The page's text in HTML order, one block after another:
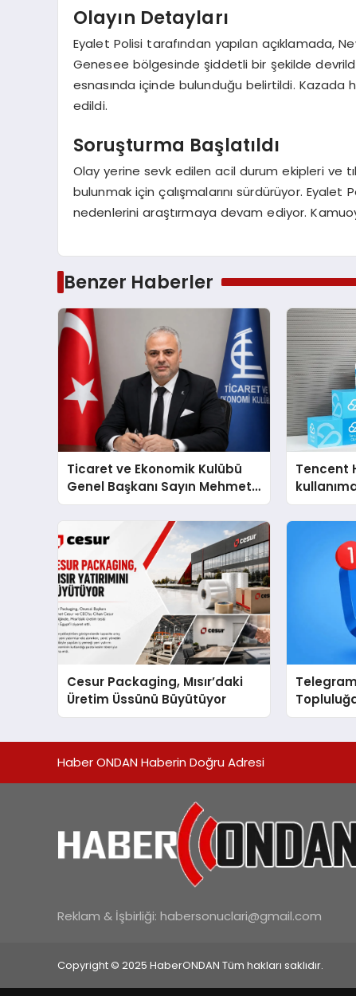
Olayın Detayları
Eyalet Polisi tarafından yapılan açıklamada,
Genesee bölgesinde şiddetli bir şekilde
esnasında içinde bulunduğu belirtildi. Kazada
edildi.
Soruşturma Başlatıldı
Olay yerine sevk edilen acil durum ekipleri ve
bulunmak için çalışmalarını sürdürüyor.
nedenlerini araştırmaya devam ediyor.
Benzer Haberler
Ticaret ve Ekonomik Kulübü
Genel Başkanı Sayın Mehmet
Ulutaş, ekonomiye dair yaptığı
açıklamada şunları kaydetti:
Tencent
Cesur Packaging, Mısır’daki
Üretim Üssünü Büyütüyor
Haber ONDAN Haberin Doğru Adresi
Reklam & İşbirliği: habersonuclari@gmail.com
Copyright © 2025 HaberONDAN Tüm hakları saklıdır.